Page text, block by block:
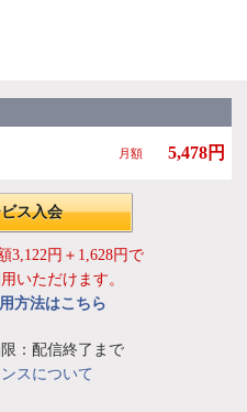
月額 5,478円
ス入会
3,122円＋1,628円で
いただけます。
方法はこちら
：配信終了まで
スについて